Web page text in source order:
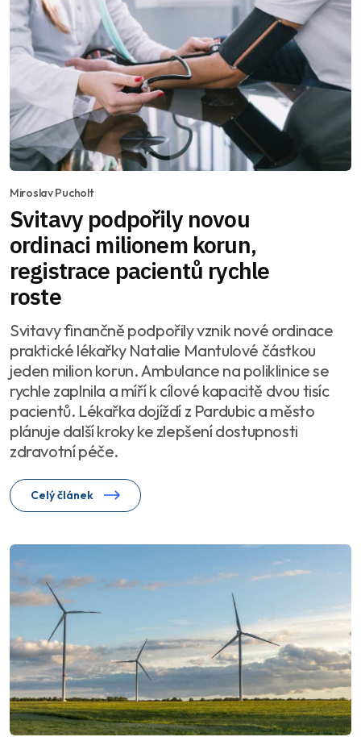
Miroslav Pucholt
Svitavy podpořily novou
ordinaci milionem korun,
registrace pacientů rychle
roste
Svitavy finančně podpořily vznik nové ordinace
praktické lékařky Natalie Mantulové částkou
jeden milion korun. Ambulance na poliklinice se
rychle zaplnila a míří k cílové kapacitě dvou tisíc
pacientů. Lékařka dojíždí z Pardubic a město
plánuje další kroky ke zlepšení dostupnosti
zdravotní péče.
Celý článek